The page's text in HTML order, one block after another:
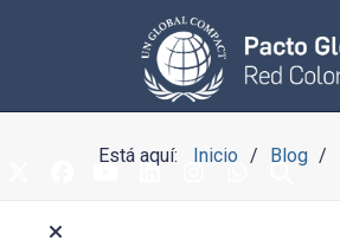
Está aquí: Inicio Blog